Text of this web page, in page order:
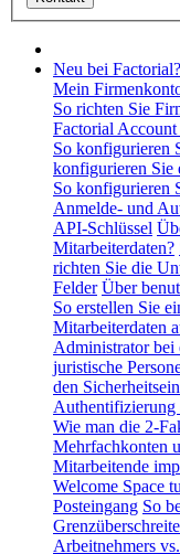
Neu bei
Mein
So richten Sie
Factorial Account
So konfigurieren
konfigurieren
So konfigurieren
Anmelde- und
API-Schlüssel
Mitarbeiterdaten?
richten Sie die
Felder Über
So erstellen Sie
Mitarbeiterdaten
Administrator bei
juristische
den
Authentifizierung
Wie man die 2-
Mehrfachkonten
Mitarbeitende
Welcome Space
Posteingang So
Arbeitnehmers